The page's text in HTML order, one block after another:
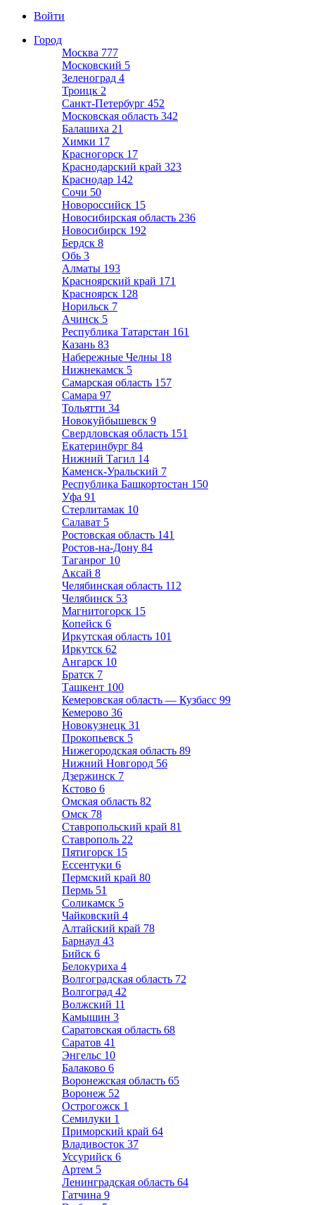
Войти
Город
Москва 777
Московский 5
Зеленоград 4
Троицк 2
Санкт-Петербург 452
Московская область 342
Балашиха 21
Химки 17
Красногорск 17
Краснодарский край 323
Краснодар 142
Сочи 50
Новороссийск 15
Новосибирская область 236
Новосибирск 192
Бердск 8
Обь 3
Алматы 193
Красноярский край 171
Красноярск 128
Норильск 7
Ачинск 5
Республика Татарстан 161
Казань 83
Набережные Челны 18
Нижнекамск 5
Самарская область 157
Самара 97
Тольятти 34
Новокуйбышевск 9
Свердловская область 151
Екатеринбург 84
Нижний Тагил 14
Каменск-Уральский 7
Республика Башкортостан 150
Уфа 91
Стерлитамак 10
Салават 5
Ростовская область 141
Ростов-на-Дону 84
Таганрог 10
Аксай 8
Челябинская область 112
Челябинск 53
Магнитогорск 15
Копейск 6
Иркутская область 101
Иркутск 62
Ангарск 10
Братск 7
Ташкент 100
Кемеровская область — Кузбасс 99
Кемерово 36
Новокузнецк 31
Прокопьевск 5
Нижегородская область 89
Нижний Новгород 56
Дзержинск 7
Кстово 6
Омская область 82
Омск 78
Ставропольский край 81
Ставрополь 22
Пятигорск 15
Ессентуки 6
Пермский край 80
Пермь 51
Соликамск 5
Чайковский 4
Алтайский край 78
Барнаул 43
Бийск 6
Белокуриха 4
Волгоградская область 72
Волгоград 42
Волжский 11
Камышин 3
Саратовская область 68
Саратов 41
Энгельс 10
Балаково 6
Воронежская область 65
Воронеж 52
Острогожск 1
Семилуки 1
Приморский край 64
Владивосток 37
Уссурийск 6
Артем 5
Ленинградская область 64
Гатчина 9